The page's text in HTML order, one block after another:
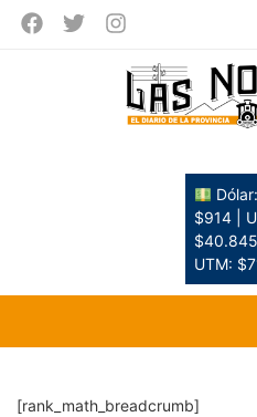
Dólar:
$914 |
$40.845
UTM:
[rank_math_breadcrumb]